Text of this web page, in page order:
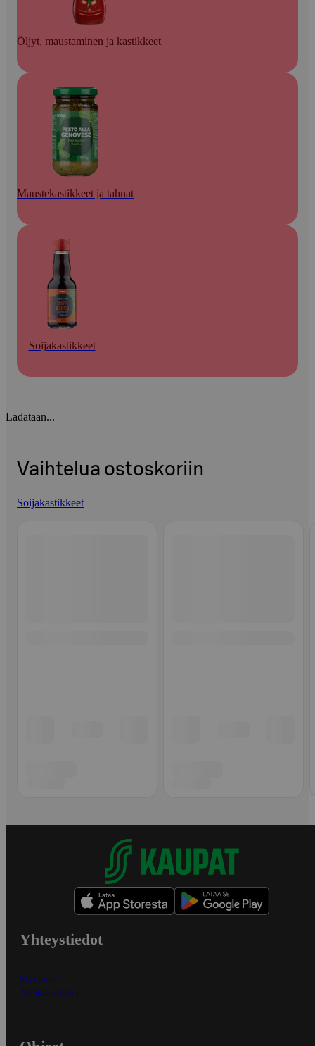
Öljyt, maustaminen ja kastikkeet
Maustekastikkeet ja tahnat
Soijakastikkeet
Ladataan...
Vaihtelua ostoskoriin
Soijakastikkeet
Yhteystiedot
Myymälät
Asiakaspalvelu